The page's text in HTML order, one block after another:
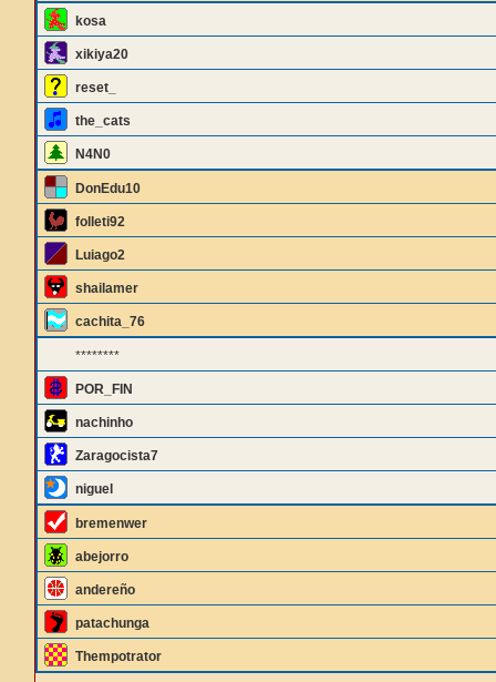
kosa
xikiya20
reset_
the_cats
N4N0
DonEdu10
folleti92
Luiago2
shailamer
cachita_76
********
POR_FIN
nachinho
Zaragocista7
niguel
bremenwer
abejorro
andereño
patachunga
Thempotrator